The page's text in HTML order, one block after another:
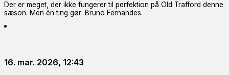
Der er meget, der ikke fungerer til perfektion på Old Trafford denne
sæson. Men én ting gør: Bruno Fernandes.
16. mar. 2026, 12:43